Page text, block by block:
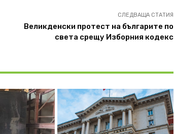
СЛЕДВАЩА СТАТИЯ
Великденски протест на българите по
света срещу Изборния кодекс